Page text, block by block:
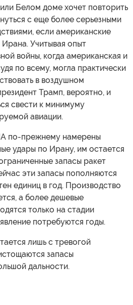
Белом доме хочет повторить
с еще более серьезными
если американские
Учитывая опыт
войны, когда американская и
по всему, могла практически
в воздушном
Трамп, вероятно, и
свести к минимуму
авиации.
по-прежнему намерены
удары по Ирану, им остается
запасы ракет
эти запасы пополняются
единиц в год. Производство
а более дешевые
только на стадии
потребуются годы.
лишь с тревогой
запасы
дальности.